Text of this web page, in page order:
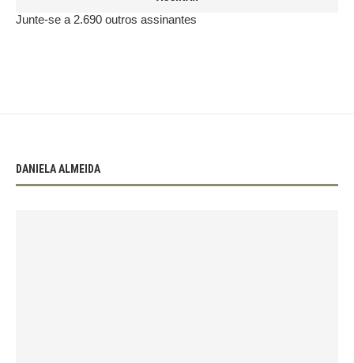
Junte-se a 2.690 outros assinantes
DANIELA ALMEIDA